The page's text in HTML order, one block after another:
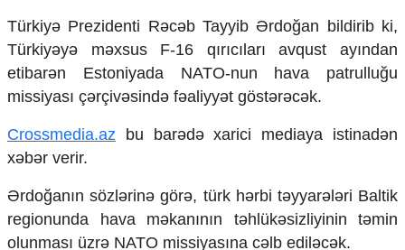
Multimedia
Foto
Video
İnfoqrafika
Humanitar
Mədəniyyət
Diaspor
Yüksəliş hekayəsi
Türkiyə Prezidenti Rəcəb Tayyib Ərdoğan bildirib ki,
Türkiyəyə məxsus F-16 qırıcıları avqust ayından
etibarən Estoniyada NATO-nun hava patrulluğu
missiyası çərçivəsində fəaliyyət göstərəcək.
Crossmedia.az bu barədə xarici mediaya istinadən
xəbər verir.
Ərdoğanın sözlərinə görə, türk hərbi təyyarələri Baltik
regionunda hava məkanının təhlükəsizliyinin təmin
olunması üzrə NATO missiyasına cəlb ediləcək.